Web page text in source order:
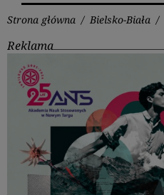
Strona główna / Bielsko-Biała /
Reklama